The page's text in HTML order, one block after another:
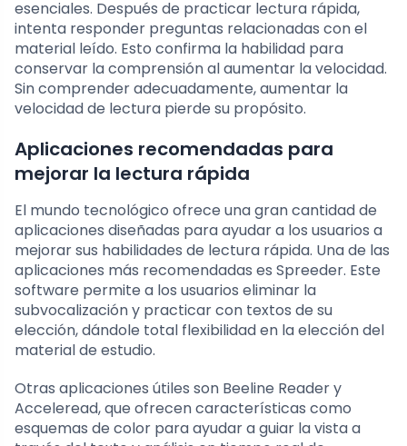
esenciales. Después de practicar lectura rápida,
intenta responder preguntas relacionadas con el
material leído. Esto confirma la habilidad para
conservar la comprensión al aumentar la velocidad.
Sin comprender adecuadamente, aumentar la
velocidad de lectura pierde su propósito.
Aplicaciones recomendadas para
mejorar la lectura rápida
El mundo tecnológico ofrece una gran cantidad de
aplicaciones diseñadas para ayudar a los usuarios a
mejorar sus habilidades de lectura rápida. Una de las
aplicaciones más recomendadas es Spreeder. Este
software permite a los usuarios eliminar la
subvocalización y practicar con textos de su
elección, dándole total flexibilidad en la elección del
material de estudio.
Otras aplicaciones útiles son Beeline Reader y
Acceleread, que ofrecen características como
esquemas de color para ayudar a guiar la vista a